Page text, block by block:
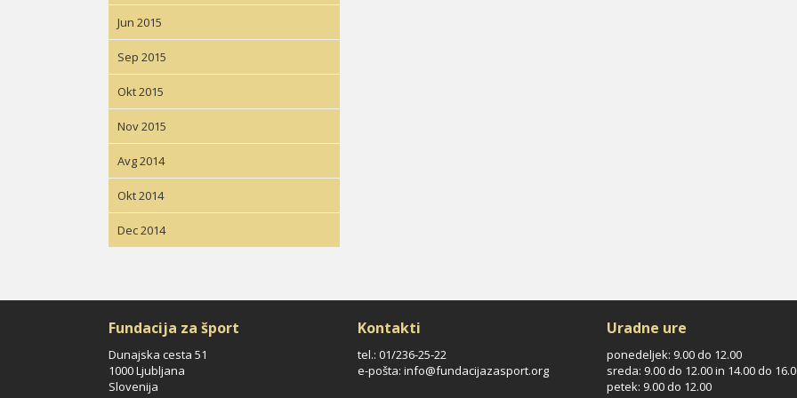
Jun 2015
Sep 2015
Okt 2015
Nov 2015
Avg 2014
Okt 2014
Dec 2014
Fundacija za šport
Dunajska cesta 51
1000 Ljubljana
Slovenija
Kontakti
tel.: 01/236-25-22
e-pošta: info@fundacijazasport.org
Uradne ure
ponedeljek: 9.00 do 12.00
sreda: 9.00 do 12.00 in 14.00 do
petek: 9.00 do 12.00